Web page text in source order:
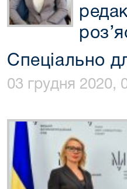
Спеціально
03 грудня 2020,